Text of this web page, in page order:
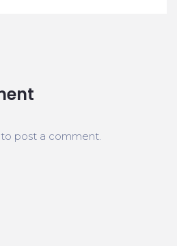
to post a comment.